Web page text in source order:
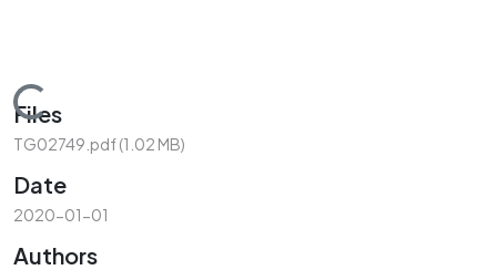
Loading...
Files
TG02749.pdf(1.02 MB)
Date
2020-01-01
Authors